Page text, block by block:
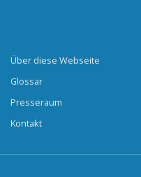
Über diese Webseite
Glossar
Presseraum
Kontakt